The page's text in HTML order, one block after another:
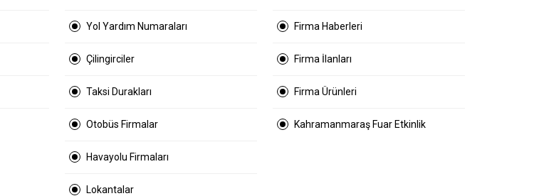
Yol Yardım Numaraları
Çilingirciler
Taksi Durakları
Otobüs Firmalar
Havayolu Firmaları
Lokantalar
Firma Haberleri
Firma İlanları
Firma Ürünleri
Kahramanmaraş Fuar Etkinlik